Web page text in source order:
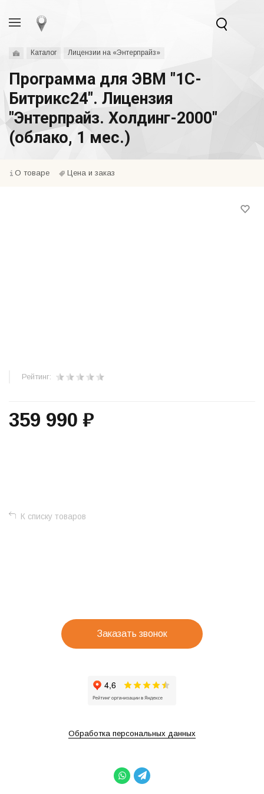
Каталог Лицензии на «Энтерпрайз»
Программа для ЭВМ "1С-
Битрикс24". Лицензия
"Энтерпрайз. Холдинг-2000"
(облако, 1 мес.)
О товаре Цена и заказ
Рейтинг:
359 990 ₽
К списку товаров
Заказать звонок
Обработка персональных данных